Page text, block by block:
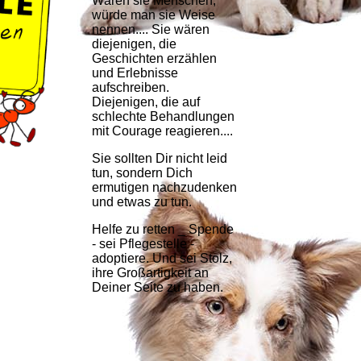
würde man sie Weise
nennen.... Sie wären
diejenigen, die
Geschichten erzählen
und Erlebnisse
aufschreiben.
Diejenigen, die auf
schlechte Behandlungen
mit Courage reagieren....
Sie sollten Dir nicht leid
tun, sondern Dich
ermutigen nachzudenken
und etwas zu tun.
Helfe zu retten _ Spende
- sei Pflegestelle -
adoptiere. Und sei Stolz,
ihre Großartigkeit an
Deiner Seite zu haben.